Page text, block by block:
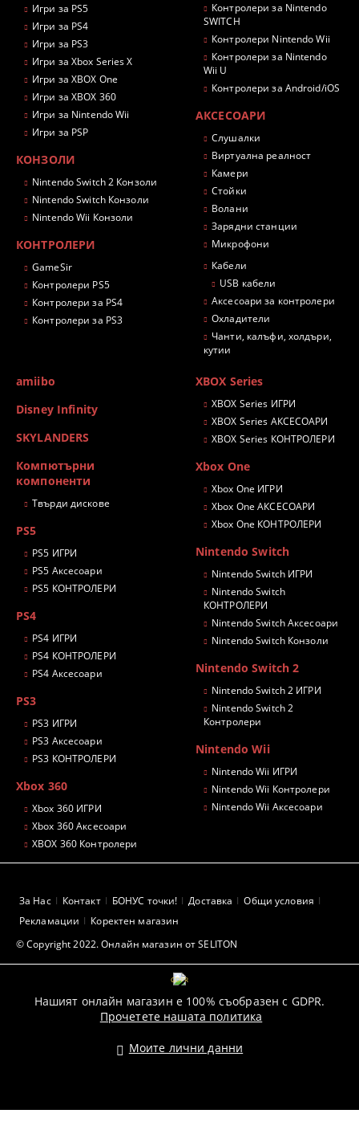
Игри за PS5
Игри за PS4
Игри за PS3
Игри за Xbox Series X
Игри за XBOX One
Игри за XBOX 360
Игри за Nintendo Wii
Игри за PSP
КОНЗОЛИ
Nintendo Switch 2 Конзоли
Nintendo Switch Конзоли
Nintendo Wii Конзоли
КОНТРОЛЕРИ
GameSir
Контролери PS5
Контролери за PS4
Контролери за PS3
Контролери за Nintendo
SWITCH
Контролери Nintendo Wii
Контролери за Nintendo
Wii U
Контролери за Android/iOS
АКСЕСОАРИ
Слушалки
Виртуална реалност
Камери
Стойки
Волани
Зарядни станции
Микрофони
Кабели
USB кабели
Аксесоари за контролери
Охладители
Чанти, калъфи, холдъри,
кутии
amiibo
Disney Infinity
SKYLANDERS
Компютърни
компоненти
Твърди дискове
PS5
PS5 ИГРИ
PS5 Аксесоари
PS5 КОНТРОЛЕРИ
PS4
PS4 ИГРИ
PS4 КОНТРОЛЕРИ
PS4 Аксесоари
PS3
PS3 ИГРИ
PS3 Аксесоари
PS3 КОНТРОЛЕРИ
Xbox 360
Xbox 360 ИГРИ
Xbox 360 Аксесоари
XBOX 360 Контролери
XBOX Series
XBOX Series ИГРИ
XBOX Series АКСЕСОАРИ
XBOX Series КОНТРОЛЕРИ
Xbox One
Xbox One ИГРИ
Xbox One АКСЕСОАРИ
Xbox One КОНТРОЛЕРИ
Nintendo Switch
Nintendo Switch ИГРИ
Nintendo Switch
КОНТРОЛЕРИ
Nintendo Switch Аксесоари
Nintendo Switch Конзоли
Nintendo Switch 2
Nintendo Switch 2 ИГРИ
Nintendo Switch 2
Контролери
Nintendo Wii
Nintendo Wii ИГРИ
Nintendo Wii Контролери
Nintendo Wii Аксесоари
© Copyright 2022. Онлайн магазин от SELITON
За Нас Контакт БОНУС точки! Доставка
Общи условия
Рекламации
Коректен магазин
GDPR
Нашият онлайн магазин е 100% съобразен с GDPR.
Прочетете нашата политика
Моите лични данни